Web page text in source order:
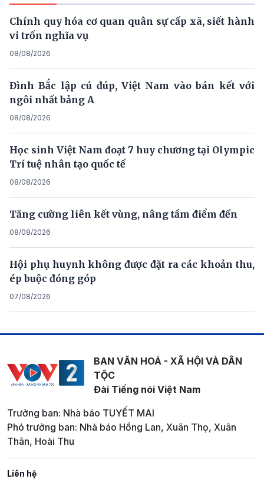
Chính quy hóa cơ quan quân sự cấp xã, siết hành
vi trốn nghĩa vụ
08/08/2026
Đình Bắc lập cú đúp, Việt Nam vào bán kết với
ngôi nhất bảng A
08/08/2026
Học sinh Việt Nam đoạt 7 huy chương tại Olympic
Trí tuệ nhân tạo quốc tế
08/08/2026
Tăng cường liên kết vùng, nâng tầm điểm đến
08/08/2026
Hội phụ huynh không được đặt ra các khoản thu,
ép buộc đóng góp
07/08/2026
BAN VĂN HOÁ - XÃ HỘI VÀ DÂN
TỘC
Đài Tiếng nói Việt Nam
Trưởng ban: Nhà báo TUYẾT MAI
Phó trưởng ban: Nhà báo Hồng Lan, Xuân Thọ, Xuân
Thân, Hoài Thu
Liên hệ